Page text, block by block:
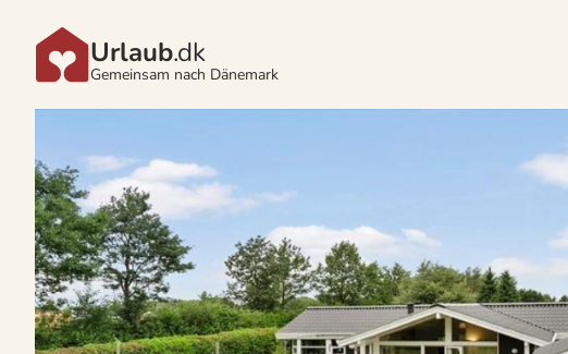
Urlaub.dk
Gemeinsam nach Dänemark